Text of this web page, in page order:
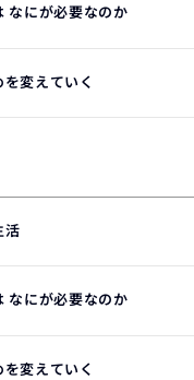
なにが必要なのか
変えていく
活
なにが必要なのか
変えていく